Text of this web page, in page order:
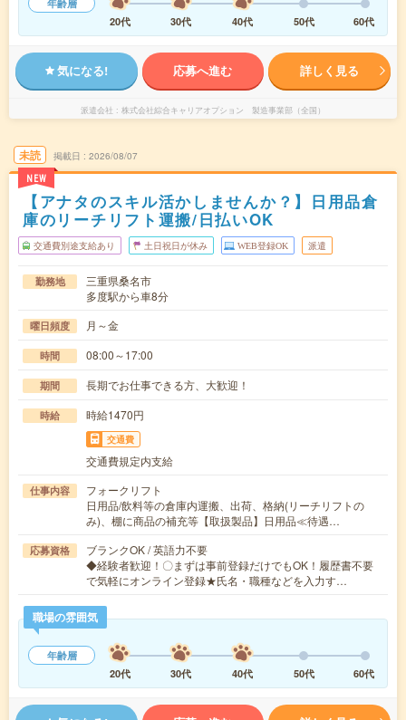
年齢層
20代
30代 40代 50代 60代
気になる! 応募へ進む 詳しく見る
派遣会社 株式会社綜合キャリアオプション 製造事業部（全国）
未読
NEW
掲載日 2026/08/07
【アナタのスキル活かしませんか？】日用品倉
庫のリーチリフト運搬/日払いOK
交通費別途支給あり 土日祝日が休み WEB登録OK 派遣
勤務地
三重県桑名市
多度駅から車8分
曜日頻度 月～金
時間 08:00～17:00
期間 長期でお仕事できる方、大歓迎！
時給 時給1470円
交通費
交通費規定内支給
仕事内容
フォークリフト
日用品/飲料等の倉庫内運搬、出荷、格納(リーチリフトの
み)、棚に商品の補充等【取扱製品】日用品≪待遇…
応募資格
ブランクOK / 英語力不要
◆経験者歓迎！〇まずは事前登録だけでもOK！履歴書不要
で気軽にオンライン登録★氏名・職種などを入力す…
職場の雰囲気
年齢層
20代
30代 40代 50代 60代